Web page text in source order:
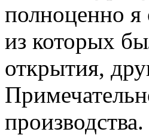
полноценно я
из которых
открытия,
производства.